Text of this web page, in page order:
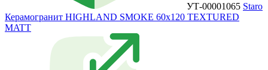
УТ-00001065 Staro
Керамогранит HIGHLAND SMOKE 60x120 TEXTURED
MATT